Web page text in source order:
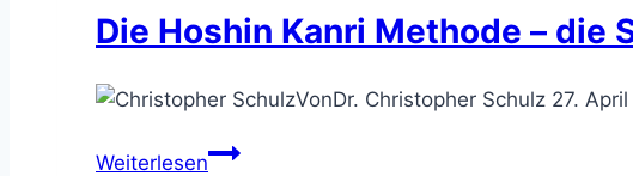
Problem
erarbeiten
Die Hoshin Kanri Methode –
VonDr. Christopher Schulz 27. April
WeiterlesenDie